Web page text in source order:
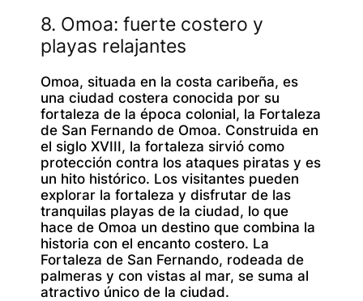
8. Omoa: fuerte costero y
playas relajantes
Omoa, situada en la costa caribeña, es
una ciudad costera conocida por su
fortaleza de la época colonial, la Fortaleza
de San Fernando de Omoa. Construida en
el siglo XVIII, la fortaleza sirvió como
protección contra los ataques piratas y es
un hito histórico. Los visitantes pueden
explorar la fortaleza y disfrutar de las
tranquilas playas de la ciudad, lo que
hace de Omoa un destino que combina la
historia con el encanto costero. La
Fortaleza de San Fernando, rodeada de
palmeras y con vistas al mar, se suma al
atractivo único de la ciudad.